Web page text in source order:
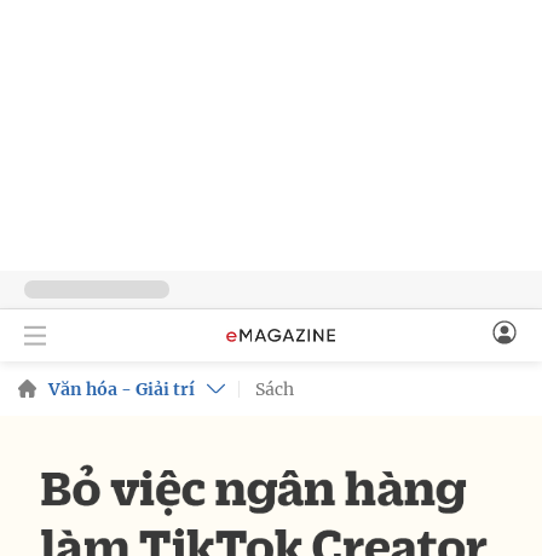
Văn hóa - Giải trí Sách